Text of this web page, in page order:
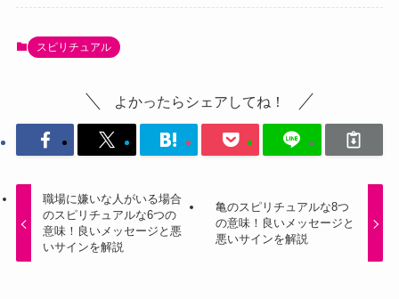
スピリチュアル
よかったらシェアしてね！
職場に嫌いな人がいる場合
のスピリチュアルな6つの
意味！良いメッセージと悪
いサインを解説
亀のスピリチュアルな8つ
の意味！良いメッセージと
悪いサインを解説